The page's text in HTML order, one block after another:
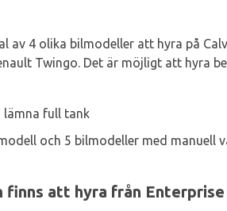
av 4 olika bilmodeller att hyra på
Twingo. Det är möjligt att hyra
lämna full tank
och 5 bilmodeller med manuell
finns att hyra från